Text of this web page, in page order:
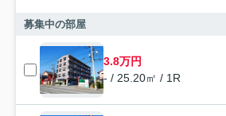
募集中の部屋
3.8万円
- / 25.20㎡ / 1R